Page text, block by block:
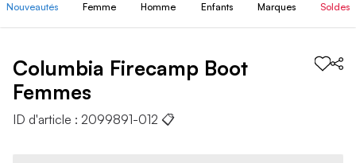
Nouveautés Femme Homme Enfants Marques Soldes
Columbia Firecamp Boot
Femmes
ID d'article : 2099891-012 📋